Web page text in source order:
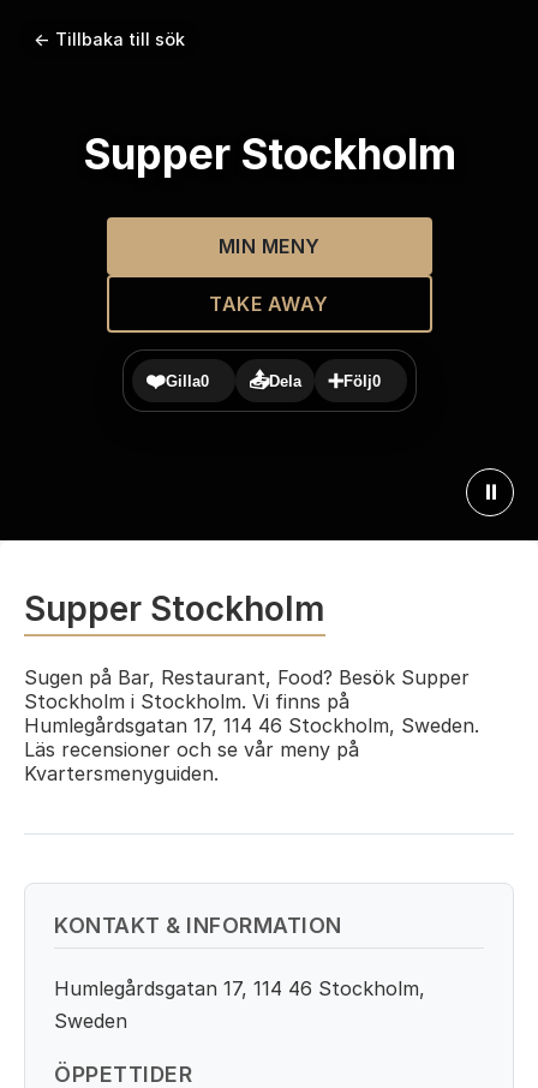
← Tillbaka till sök
Supper Stockholm
MIN MENY
TAKE AWAY
❤️Gilla0 📤Dela ➕Följ0
⏸
Supper Stockholm
Sugen på Bar, Restaurant, Food? Besök Supper
Stockholm i Stockholm. Vi finns på
Humlegårdsgatan 17, 114 46 Stockholm, Sweden.
Läs recensioner och se vår meny på
Kvartersmenyguiden.
KONTAKT & INFORMATION
Humlegårdsgatan 17, 114 46 Stockholm,
Sweden
ÖPPETTIDER